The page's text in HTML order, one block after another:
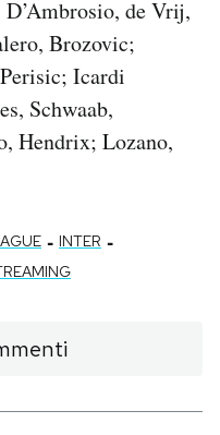
de Vrij,
Brozovic;
Icardi
Schwaab,
Hendrix; Lozano,
- INTER -